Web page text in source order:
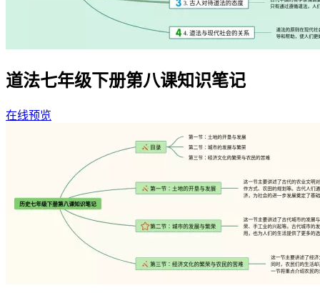
道法七年级下册第八课知识笔记
在线预览